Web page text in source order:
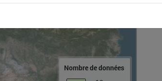
Nombre de données